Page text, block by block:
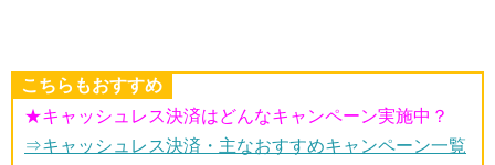
こちらもおすすめ
★キャッシュレス決済はどんなキャンペーン実施中？
⇒キャッシュレス決済・主なおすすめキャンペーン一覧